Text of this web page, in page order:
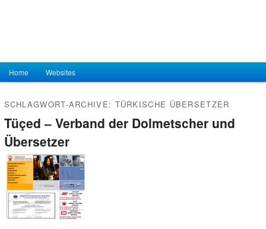
Hauptmenü
Zum Inhalt wechseln
Zum sekundären Inhalt wechseln
Home Websites
SCHLAGWORT-ARCHIVE: TÜRKISCHE ÜBERSETZER
Tüçed – Verband der Dolmetscher und
Übersetzer